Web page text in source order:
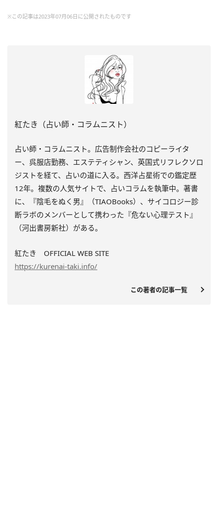
※この記事は2023年07月06日に公開されたものです
紅たき（占い師・コラムニスト）
占い師・コラムニスト。広告制作会社のコピーライタ
ー、呉服店勤務、エステティシャン、英国式リフレクソロ
ジストを経て、占いの道に入る。西洋占星術での鑑定歴
12年。複数の人気サイトで、占いコラムを執筆中。著書
に、『陰毛をぬく男』（TIAOBooks）、 サイコロジー診
断ラボのメンバーとして携わった『危ない心理テスト』
（河出書房新社）がある。
紅たき OFFICIAL WEB SITE
https://kurenai-taki.info/
この著者の記事一覧